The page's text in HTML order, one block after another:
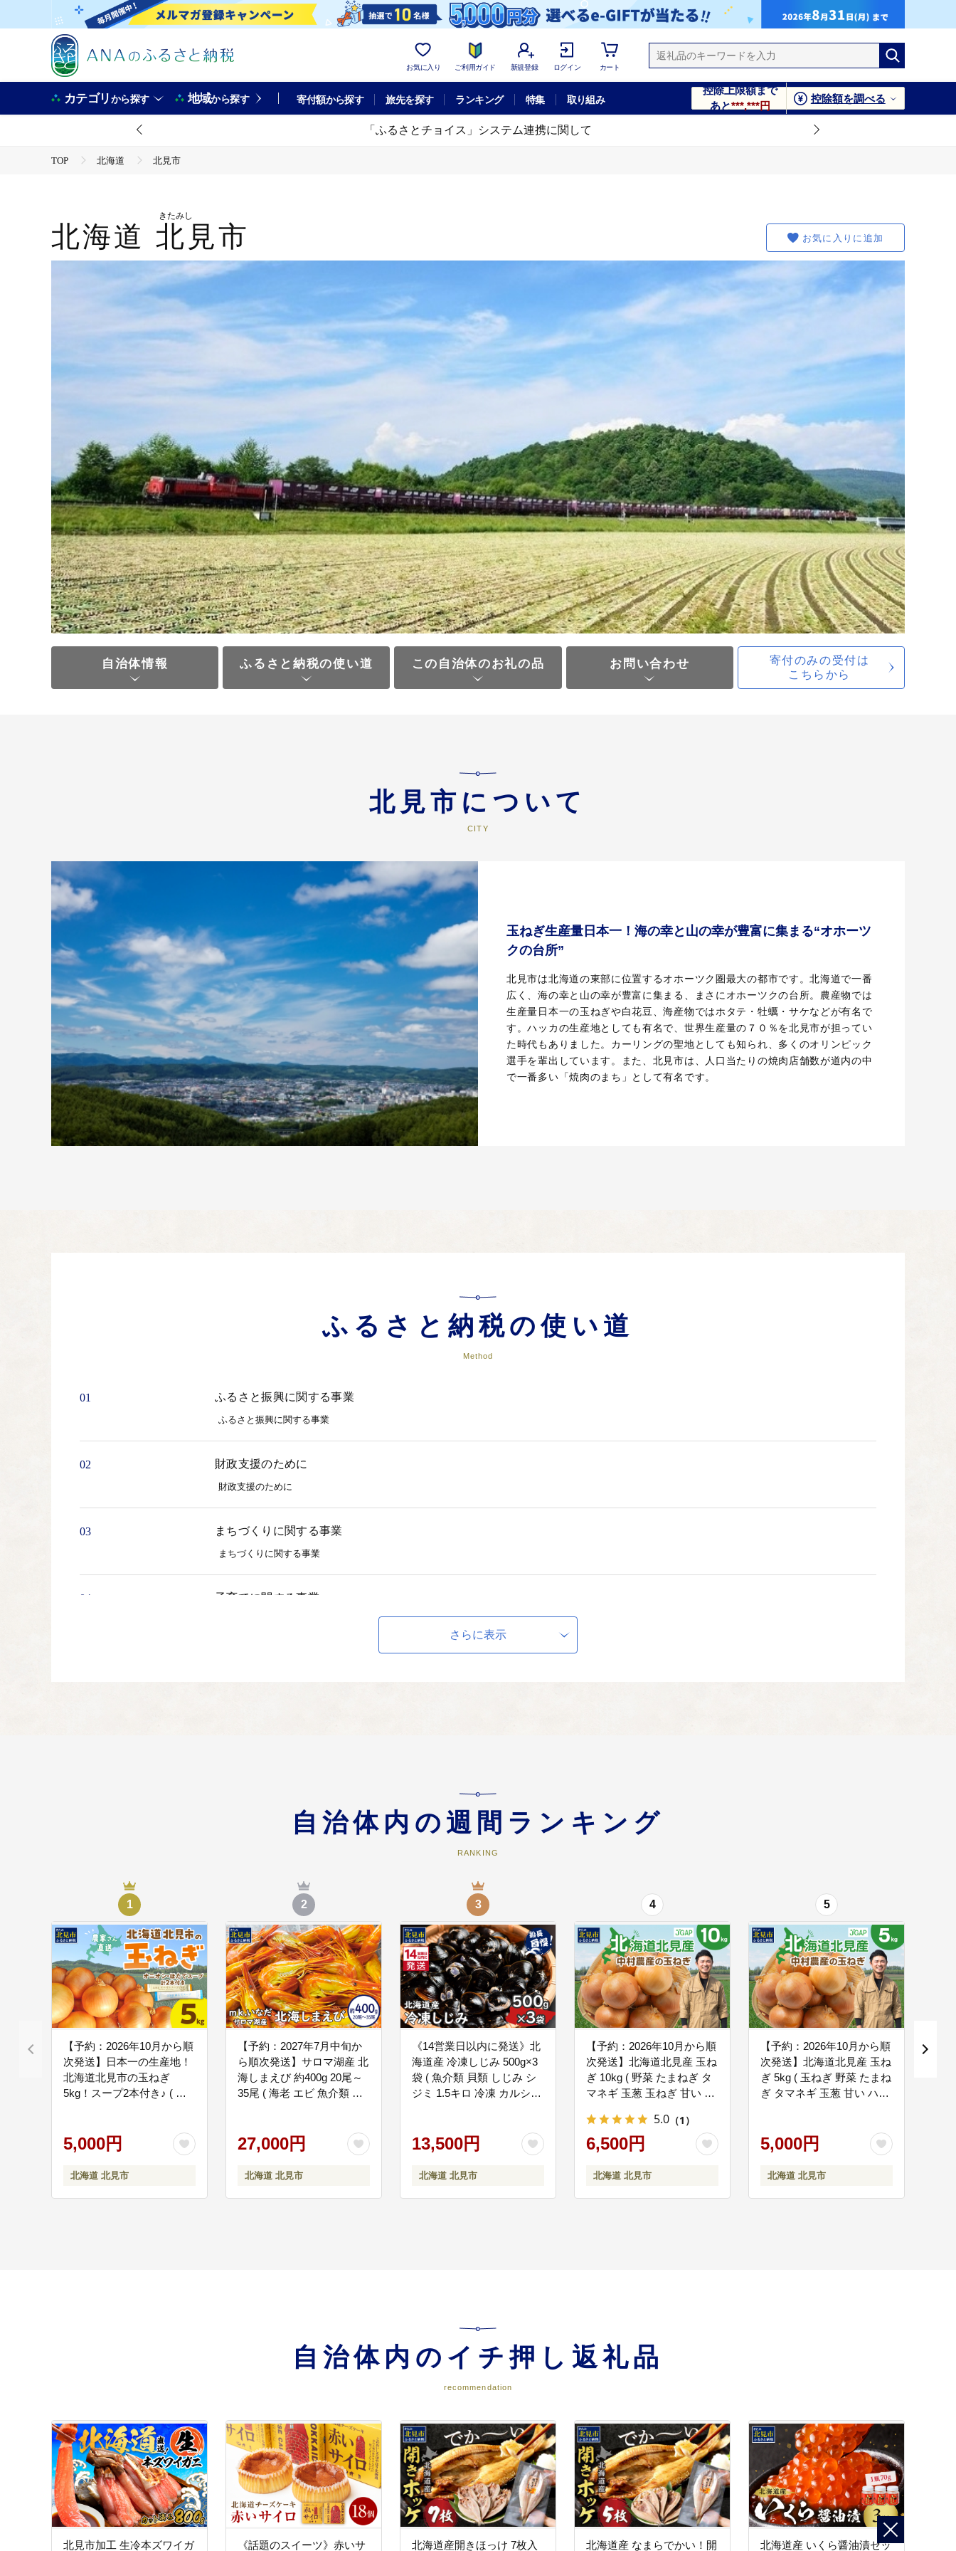
お気に入り ご利用ガイド 新規登録 ログイン カート
カテゴリから探す 地域から探す 寄付額から探す 旅先を探す ランキング 特集 取り組み
控除上限額まで
あと***,***円
控除額を調べる
「ふるさとチョイス」システム連携に関して
TOP 北海道 北見市
北海道 北見市
きたみし
お気に入りに追加
自治体情報 ふるさと納税の使い道 この自治体のお礼の品 お問い合わせ
寄付のみの受付は
こちらから
北見市について
玉ねぎ生産量日本一！海の幸と山の幸が豊富に集まる“オホーツ
クの台所”
北見市は北海道の東部に位置するオホーツク圏最大の都市です。北海道で一番
広く、海の幸と山の幸が豊富に集まる、まさにオホーツクの台所。農産物では
生産量日本一の玉ねぎや白花豆、海産物ではホタテ・牡蠣・サケなどが有名で
す。ハッカの生産地としても有名で、世界生産量の７０％を北見市が担ってい
た時代もありました。カーリングの聖地としても知られ、多くのオリンピック
選手を輩出しています。また、北見市は、人口当たりの焼肉店舗数が道内の中
で一番多い「焼肉のまち」として有名です。
ふるさと納税の使い道
Method
01 ふるさと振興に関する事業
ふるさと振興に関する事業
02 財政支援のために
財政支援のために
03 まちづくりに関する事業
まちづくりに関する事業
04 子育てに関する事業
地域福祉に関する事業
体育・スポーツ振興に関する事業
09 文化振興に関する事業
文化振興に関する事業
10 生涯学習の推進に関する事業
生涯学習の推進に関する事業
11 農林水産業の振興に関する事業
農林水産業の振興に関する事業
地場産品の振興に関する事業
地場産品の振興に関する事業
13 環境保全に関する事業
観光推進に関する事業
防災対策に関する事業
17 東京大学常呂実習施設との連携事業
東京大学常呂実習施設との連携事業
さらに表示
自治体内の週間ランキング
RANKING
1
【予約：2026年10月から順
次発送】日本一の生産地！
北海道北見市の玉ねぎ
5kg！スープ2本付き♪ ( 玉
理 )【164-0006-2026】
5,000円
北海道 北見市
2
【予約：2027年7月中旬か
ら順次発送】サロマ湖産 北
海しまえび 約400g 20尾～
35尾 ( 海老 エビ 魚介類 冷
27,000円
北海道 北見市
3
《14営業日以内に発送》北
海道産 冷凍しじみ 500g×3
袋 ( 魚介類 貝類 しじみ シ
ジミ 1.5キロ 冷凍 カルシウ
13,500円
北海道 北見市
4
【予約：2026年10月から順
次発送】北海道北見産 玉ね
ぎ 10kg ( 野菜 たまねぎ タ
マネギ 玉葱 玉ねぎ 甘い L
量日本一 )【002-0009-
2026】
5.0 （1）
6,500円
北海道 北見市
5
【予約：2026年10月から順
次発送】北海道北見産 玉ね
ぎ 5kg ( 玉ねぎ 野菜 たまね
ぎ タマネギ 玉葱 甘い ハン
2026】
5,000円
北海道 北見市
自治体内のイチ押し返礼品
recommendation
北見市加工 生冷本ズワイガ 《話題のスイーツ》赤いサ 北海道産開きほっけ 7枚入 北海道産 なまらでかい！開 北海道産 いくら醤油漬セッ